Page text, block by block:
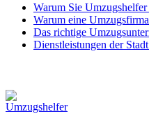
Warum Sie Umzugshelfer
Warum eine
Das richtige
Dienstleistungen der